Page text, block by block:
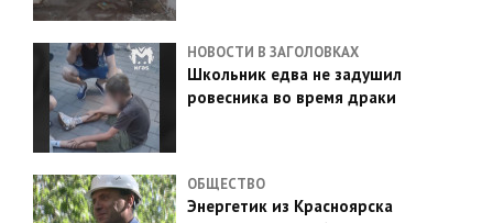
НОВОСТИ В ЗАГОЛОВКАХ
Школьник едва не задушил
ровесника во время драки
ОБЩЕСТВО
Энергетик из Красноярска